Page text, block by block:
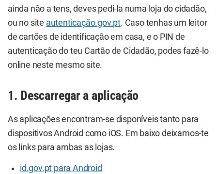
ainda não a tens, deves pedi-la numa loja do cidadão,
ou no site autenticação.gov.pt. Caso tenhas um leitor
de cartões de identificação em casa, e o PIN de
autenticação do teu Cartão de Cidadão, podes fazê-lo
online neste mesmo site.
1. Descarregar a aplicação
As aplicações encontram-se disponíveis tanto para
dispositivos Android como iOS. Em baixo deixamos-te
os links para ambas as lojas.
id.gov.pt para Android